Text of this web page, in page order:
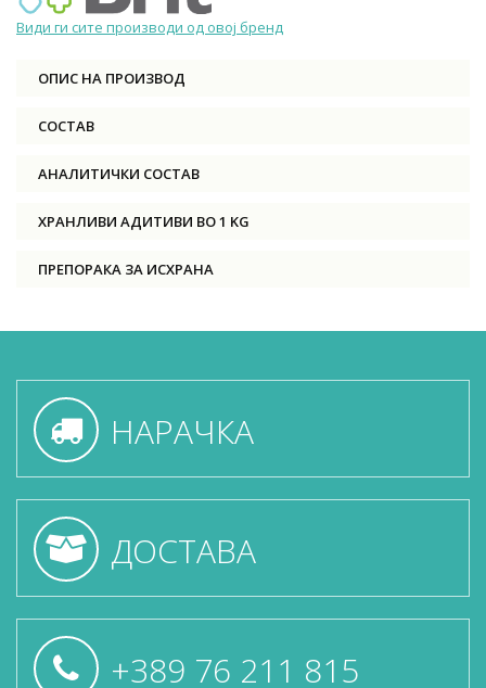
Види ги сите производи од овој бренд
ОПИС НА ПРОИЗВОД
СОСТАВ
АНАЛИТИЧКИ СОСТАВ
ХРАНЛИВИ АДИТИВИ ВО 1 KG
ПРЕПОРАКА ЗА ИСХРАНА
НАРАЧКА
ДОСТАВА
+389 76 211 815